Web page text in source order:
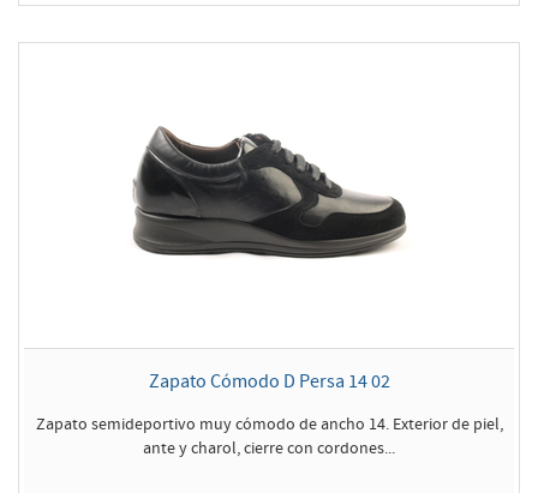
Zapato Cómodo D Persa 14 02
Zapato semideportivo muy cómodo de ancho 14. Exterior de piel,
ante y charol, cierre con cordones...